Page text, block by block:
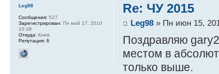
Re: ЧУ 2015
Leg98» Пн июн 15,
Поздравляю
местом в
только выше.
Leg98
Сообщения: 527
Зарегистрирован: Пн май 17, 2010
10:39
Откуда: Киев
Репутация: 6